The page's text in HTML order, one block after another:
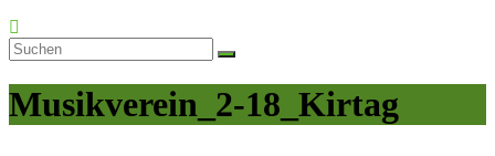
Musikverein_2-18_Kirtag